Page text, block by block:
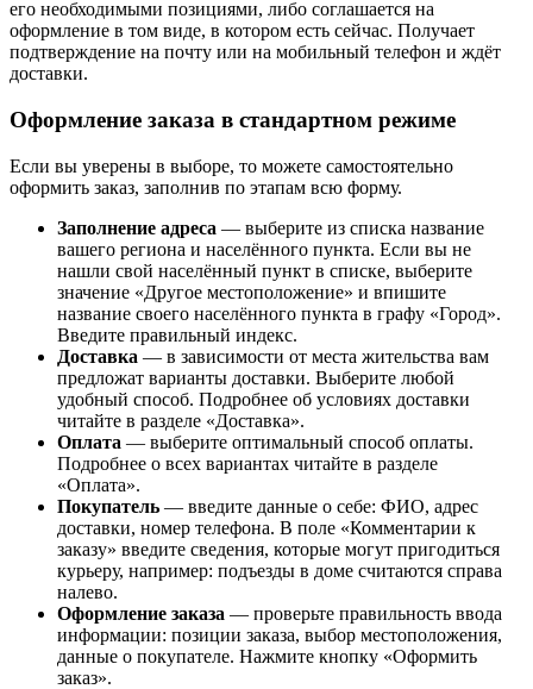
его необходимыми позициями, либо соглашается на
оформление в том виде, в котором есть сейчас. Получает
подтверждение на почту или на мобильный телефон и ждёт
доставки.
Оформление заказа в стандартном режиме
Если вы уверены в выборе, то можете самостоятельно
оформить заказ, заполнив по этапам всю форму.
Заполнение адреса — выберите из списка название
вашего региона и населённого пункта. Если вы не
нашли свой населённый пункт в списке, выберите
значение «Другое местоположение» и впишите
название своего населённого пункта в графу «Город».
Введите правильный индекс.
Доставка — в зависимости от места жительства вам
предложат варианты доставки. Выберите любой
удобный способ. Подробнее об условиях доставки
читайте в разделе «Доставка».
Оплата — выберите оптимальный способ оплаты.
Подробнее о всех вариантах читайте в разделе
«Оплата».
Покупатель — введите данные о себе: ФИО, адрес
доставки, номер телефона. В поле «Комментарии к
заказу» введите сведения, которые могут пригодиться
курьеру, например: подъезды в доме считаются справа
налево.
Оформление заказа — проверьте правильность ввода
информации: позиции заказа, выбор местоположения,
данные о покупателе. Нажмите кнопку «Оформить
заказ».